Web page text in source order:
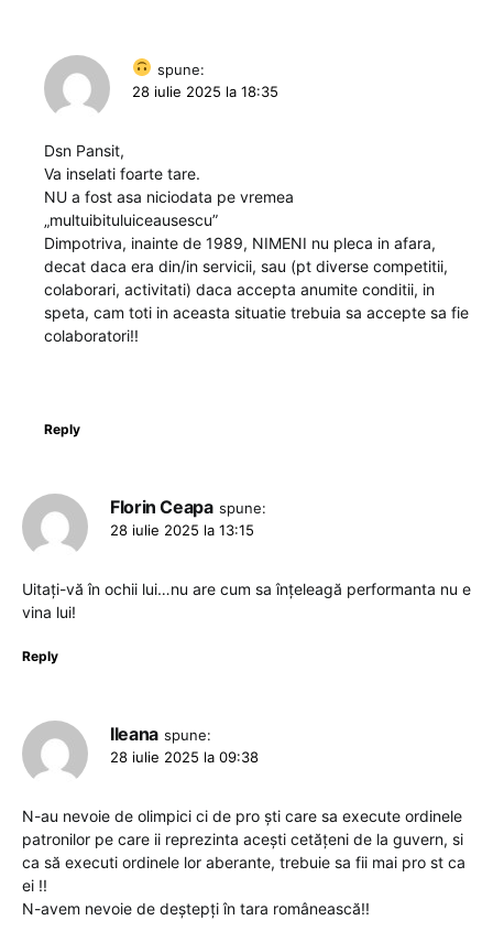
spune:
28 iulie 2025 la 18:35
Dsn Pansit,
Va inselati foarte tare.
NU a fost asa niciodata pe vremea
„multuibituluiceausescu”
Dimpotriva, inainte de 1989, NIMENI nu pleca in afara,
decat daca era din/in servicii, sau (pt diverse competitii,
colaborari, activitati) daca accepta anumite conditii, in
speta, cam toti in aceasta situatie trebuia sa accepte sa fie
colaboratori!!
Reply
Florin Ceapa spune:
28 iulie 2025 la 13:15
Uitați-vă în ochii lui…nu are cum sa înțeleagă performanta nu e
vina lui!
Reply
Ileana spune:
28 iulie 2025 la 09:38
N-au nevoie de olimpici ci de pro ști care sa execute ordinele
patronilor pe care ii reprezinta acești cetățeni de la guvern, si
ca să executi ordinele lor aberante, trebuie sa fii mai pro st ca
ei !!
N-avem nevoie de deștepți în tara românească!!